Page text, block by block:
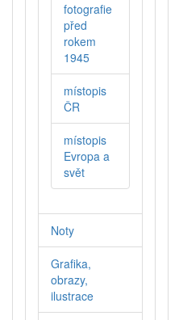
fotografie
před
rokem
1945
místopis
ČR
místopis
Evropa a
svět
Noty
Grafika,
obrazy,
ilustrace